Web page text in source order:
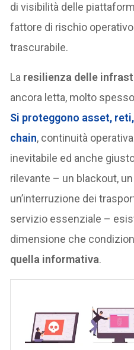
di visibilità delle
fattore di rischio
trascurabile.
La resilienza delle
ancora letta, molto
Si proteggono asset,
chain, continuità
inevitabile ed anche
rilevante – un blackout,
un’interruzione dei
servizio essenziale –
dimensione che
quella informativa.